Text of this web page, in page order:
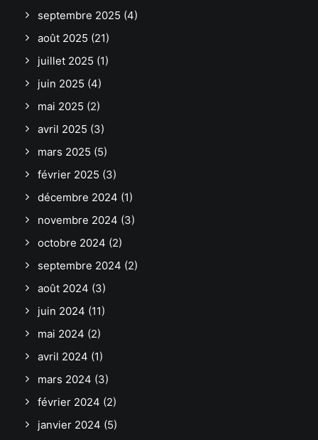
septembre 2025 (4)
août 2025 (21)
juillet 2025 (1)
juin 2025 (4)
mai 2025 (2)
avril 2025 (3)
mars 2025 (5)
février 2025 (3)
décembre 2024 (1)
novembre 2024 (3)
octobre 2024 (2)
septembre 2024 (2)
août 2024 (3)
juin 2024 (11)
mai 2024 (2)
avril 2024 (1)
mars 2024 (3)
février 2024 (2)
janvier 2024 (5)